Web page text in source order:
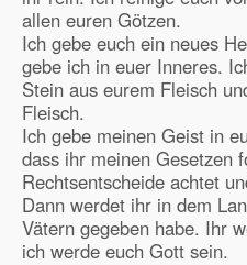
allen euren Götzen.
Ich gebe euch ein neues
gebe ich in euer Inneres.
Stein aus eurem Fleisch
Fleisch.
Ich gebe meinen Geist in
dass ihr meinen Gesetzen
Rechtsentscheide achtet
Dann werdet ihr in dem
Vätern gegeben habe. Ihr
ich werde euch Gott sein.